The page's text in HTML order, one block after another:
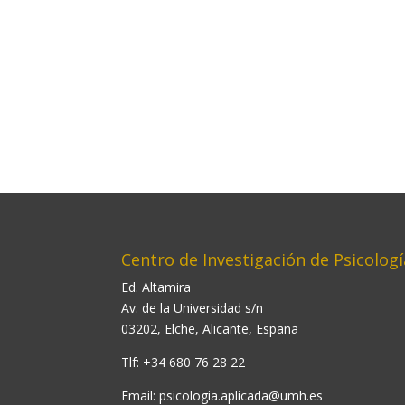
Centro de Investigación de
Ed. Altamira
Av. de la Universidad s/n
03202, Elche, Alicante, España
Tlf: +34 680 76 28 22
Email:psicologia.aplicada@umh.es